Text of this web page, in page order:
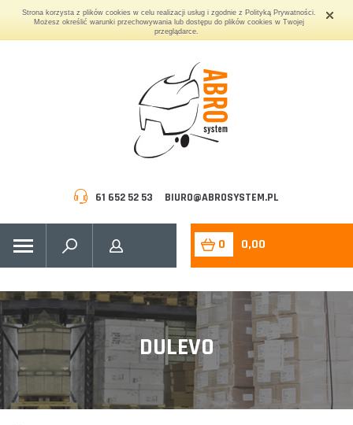
Strona korzysta z plików cookies w celu realizacji usług i zgodnie z Polityką Prywatności.
Możesz określić warunki przechowywania lub dostępu do plików cookies w Twojej
przeglądarce.
61 652 52 53 BIURO@ABROSYSTEM.PL
0 0,00
DULEVO